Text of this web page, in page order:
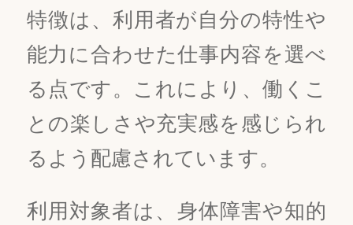
特徴は、利用者が自分の特性や
能力に合わせた仕事内容を選べ
る点です。これにより、働くこ
との楽しさや充実感を感じられ
るよう配慮されています。
利用対象者は、身体障害や知的